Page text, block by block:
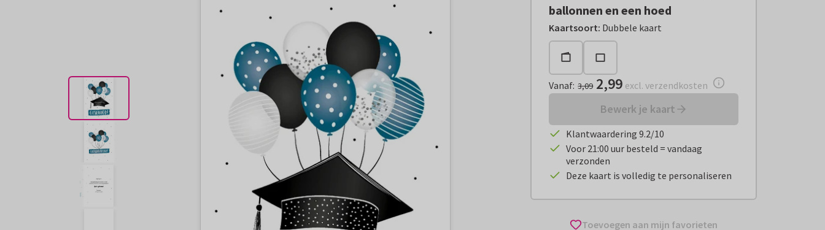
ballonnen en een hoed
Kaartsoort: Dubbele kaart
Vanaf:€ 2,99 excl. verzendkosten
Vanaf: 3,09 2,99 excl. verzendkosten
Bewerk je kaart
Klantwaardering 9.2/10
Voor 21:00 uur besteld = vandaag
verzonden
Deze kaart is volledig te personaliseren
Toevoegen aan mijn favorieten